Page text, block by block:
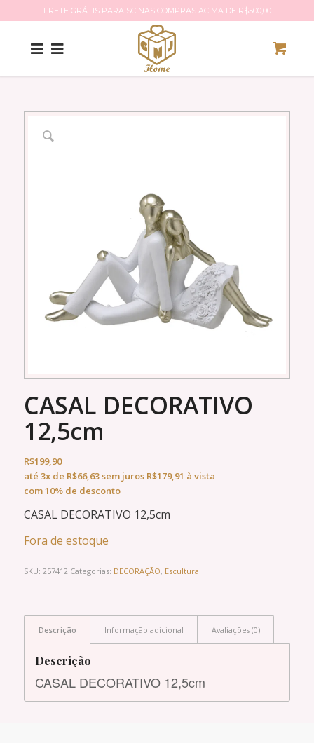
FRETE GRÁTIS PARA SC NAS COMPRAS ACIMA DE R$500,00
CASAL DECORATIVO
12,5cm
R$199,90
até 3xde R$66,63sem juros R$179,91 à vista
com 10% de desconto
CASAL DECORATIVO 12,5cm
Fora de estoque
SKU: 257412 Categorias: DECORAÇÃO, Escultura
Descrição Informação adicional Avaliações (0)
Descrição
CASAL DECORATIVO 12,5cm